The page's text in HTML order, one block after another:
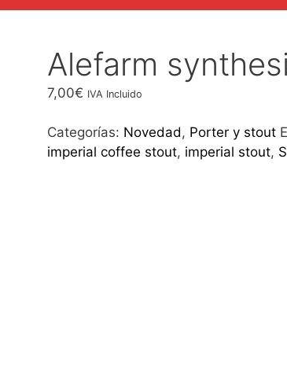
Alefarm
7,00€ IVA Incluido
Categorías: Novedad, Porter y stout
imperial coffee stout, imperial stout,